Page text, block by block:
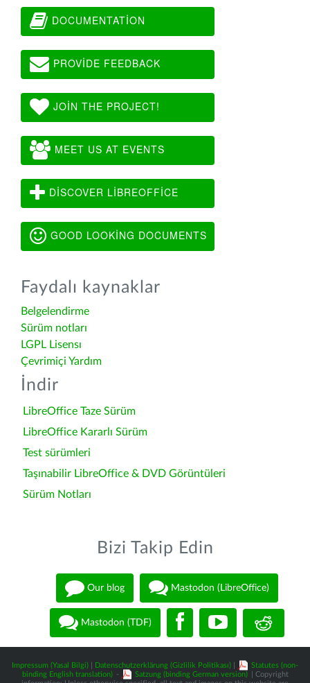
DOCUMENTATION
PROVIDE FEEDBACK
JOIN THE PROJECT!
MEET US AT EVENTS
DISCOVER LIBREOFFICE
GOOD LOOKING DOCUMENTS
Faydalı kaynaklar
Belgelendirme
Sürüm notları
LGPL Lisensı
Çevrimiçi Yardım
İndir
LibreOffice Taze Sürüm
LibreOffice Kararlı Sürüm
Test sürümleri
Taşınabilir LibreOffice & DVD Görüntüleri
Sürüm Notları
Bizi Takip Edin
Our blog Mastodon (LibreOffice)
Mastodon (TDF)
Impressum (Yasal Bilgi) Datenschutzerklärung (Gizlilik Politikası)
Statutes (non-
binding English translation) - Satzung (binding German version)
| Copyright